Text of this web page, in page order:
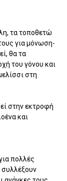
τα τοποθετώ
για μόνωση-
θα τα
του γόνου και
στη
στην εκτροφή
και
πολλές
συλλέξουν